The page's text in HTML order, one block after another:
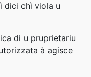
dici chì viola u
di u pruprietariu
à agisce